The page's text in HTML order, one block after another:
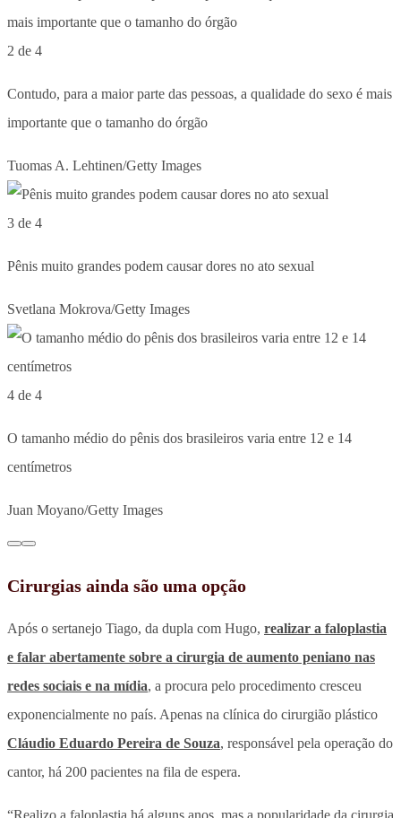
2 de 4
Contudo, para a maior parte das pessoas, a qualidade do sexo é mais
importante que o tamanho do órgão
Tuomas A. Lehtinen/Getty Images
3 de 4
Pênis muito grandes podem causar dores no ato sexual
Svetlana Mokrova/Getty Images
4 de 4
O tamanho médio do pênis dos brasileiros varia entre 12 e 14
centímetros
Juan Moyano/Getty Images
Cirurgias ainda são uma opção
Após o sertanejo Tiago, da dupla com Hugo, realizar a faloplastia
e falar abertamente sobre a cirurgia de aumento peniano nas
redes sociais e na mídia, a procura pelo procedimento cresceu
exponencialmente no país. Apenas na clínica do cirurgião plástico
Cláudio Eduardo Pereira de Souza, responsável pela operação do
cantor, há 200 pacientes na fila de espera.
“Realizo a faloplastia há alguns anos, mas a popularidade da cirurgia